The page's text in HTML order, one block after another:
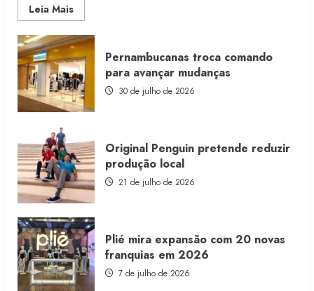
Leia MaisRead
more
Morena
Rosa
lança
franquia
com
estoque
consignado
Pernambucanas troca comando
para avançar mudanças
30 de julho de 2026
Original Penguin pretende reduzir
produção local
21 de julho de 2026
Plié mira expansão com 20 novas
franquias em 2026
7 de julho de 2026